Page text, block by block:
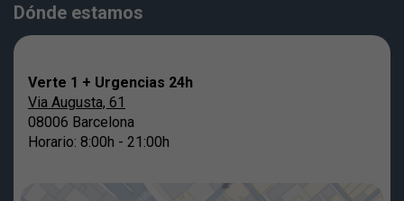
Dónde estamos
Verte 1 + Urgencias 24h
Via Augusta, 61
08006 Barcelona
Horario: 8:00h - 21:00h